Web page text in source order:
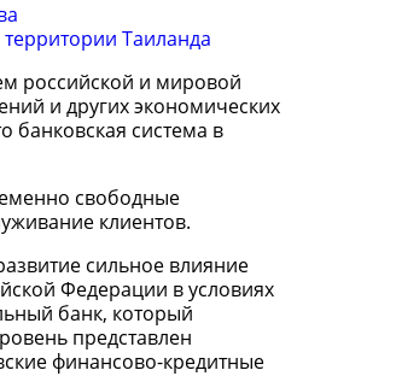
Таиланда
российской и мировой
и других экономических
банковская система в
свободные
клиентов.
сильное влияние
Федерации в условиях
банк, который
представлен
финансово-кредитные